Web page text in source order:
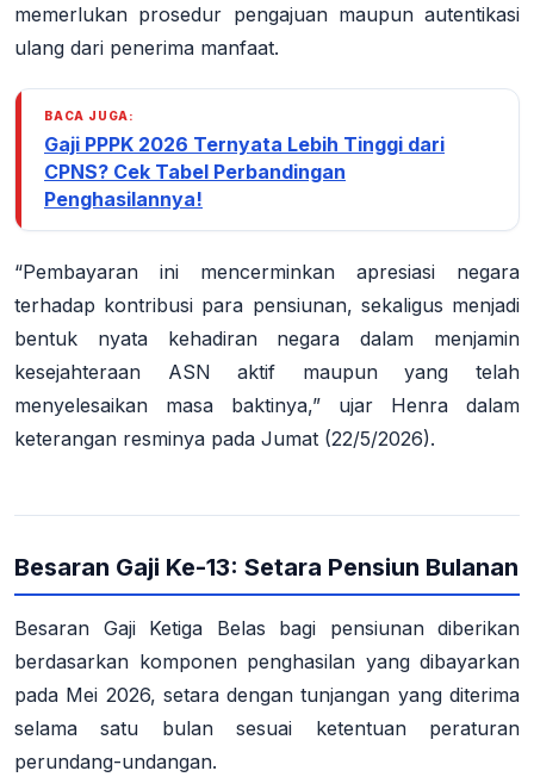
memerlukan prosedur pengajuan maupun autentikasi
ulang dari penerima manfaat.
BACA JUGA:
Gaji PPPK 2026 Ternyata Lebih Tinggi dari
CPNS? Cek Tabel Perbandingan
Penghasilannya!
“Pembayaran ini mencerminkan apresiasi negara
terhadap kontribusi para pensiunan, sekaligus menjadi
bentuk nyata kehadiran negara dalam menjamin
kesejahteraan ASN aktif maupun yang telah
menyelesaikan masa baktinya,” ujar Henra dalam
keterangan resminya pada Jumat (22/5/2026).
Besaran Gaji Ke-13: Setara Pensiun Bulanan
Besaran Gaji Ketiga Belas bagi pensiunan diberikan
berdasarkan komponen penghasilan yang dibayarkan
pada Mei 2026, setara dengan tunjangan yang diterima
selama satu bulan sesuai ketentuan peraturan
perundang-undangan.